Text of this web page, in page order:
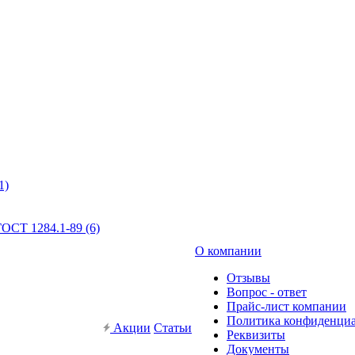
1284.1-89 (6)
Акции Статьи
О компании
Отзывы
Вопрос - ответ
Прайс-лист компании
Политика
Реквизиты
Документы